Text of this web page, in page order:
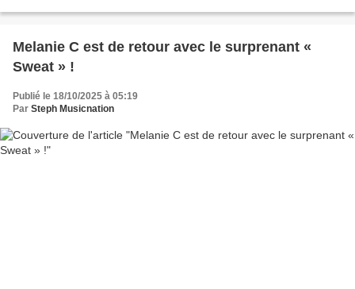
Melanie C est de retour avec le surprenant «
Sweat » !
Publié le 18/10/2025 à 05:19
Par Steph Musicnation